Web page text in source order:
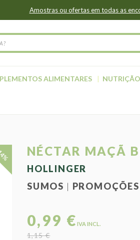
Amostras ou ofertas em todas as
ALIMENTARES
NÉCTAR MAÇÃ
HOLLINGER
SUMOS
PROMOÇÕES
0,99 € IVA INCL.
1,15 €